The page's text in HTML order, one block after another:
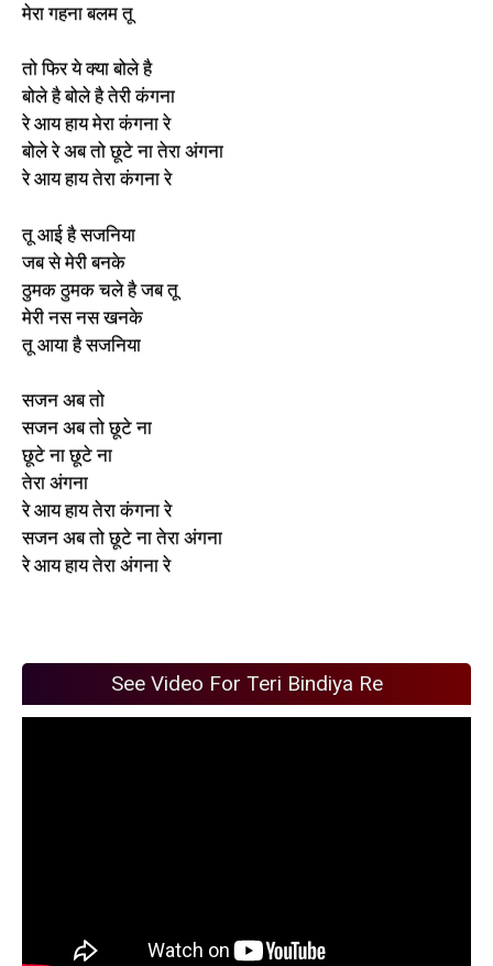
मेरा गहना बलम तू
तो फिर ये क्या बोले है
बोले है बोले है तेरी कंगना
रे आय हाय मेरा कंगना रे
बोले रे अब तो छूटे ना तेरा अंगना
रे आय हाय तेरा कंगना रे
तू आई है सजनिया
जब से मेरी बनके
ठुमक ठुमक चले है जब तू
मेरी नस नस खनके
तू आया है सजनिया
सजन अब तो
सजन अब तो छूटे ना
छूटे ना छूटे ना
तेरा अंगना
रे आय हाय तेरा कंगना रे
सजन अब तो छूटे ना तेरा अंगना
रे आय हाय तेरा अंगना रे
See Video For Teri Bindiya Re